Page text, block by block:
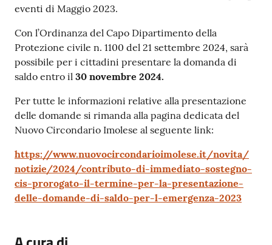
eventi di Maggio 2023.
Con l’Ordinanza del Capo Dipartimento della
Protezione civile n. 1100 del 21 settembre 2024, sarà
possibile per i cittadini presentare la domanda di
saldo entro il 30 novembre 2024.
Per tutte le informazioni relative alla presentazione
delle domande si rimanda alla pagina dedicata del
Nuovo Circondario Imolese al seguente link:
https://www.nuovocircondarioimolese.it/novita/
notizie/2024/contributo-di-immediato-sostegno-
cis-prorogato-il-termine-per-la-presentazione-
delle-domande-di-saldo-per-l-emergenza-2023